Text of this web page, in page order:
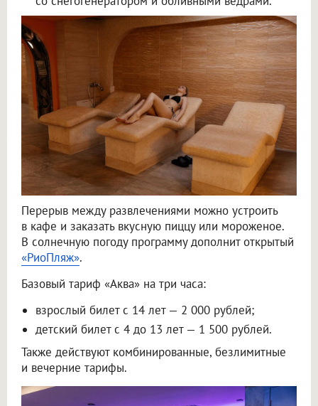
Перерыв между развлечениями можно устроить
в кафе и заказать вкусную пиццу или мороженое.
В солнечную погоду программу дополнит открытый
«РиоПляж».
Базовый тариф «Аква» на три часа:
взрослый билет с 14 лет — 2 000 рублей;
детский билет с 4 до 13 лет — 1 500 рублей.
Также действуют комбинированные, безлимитные
и вечерние тарифы.